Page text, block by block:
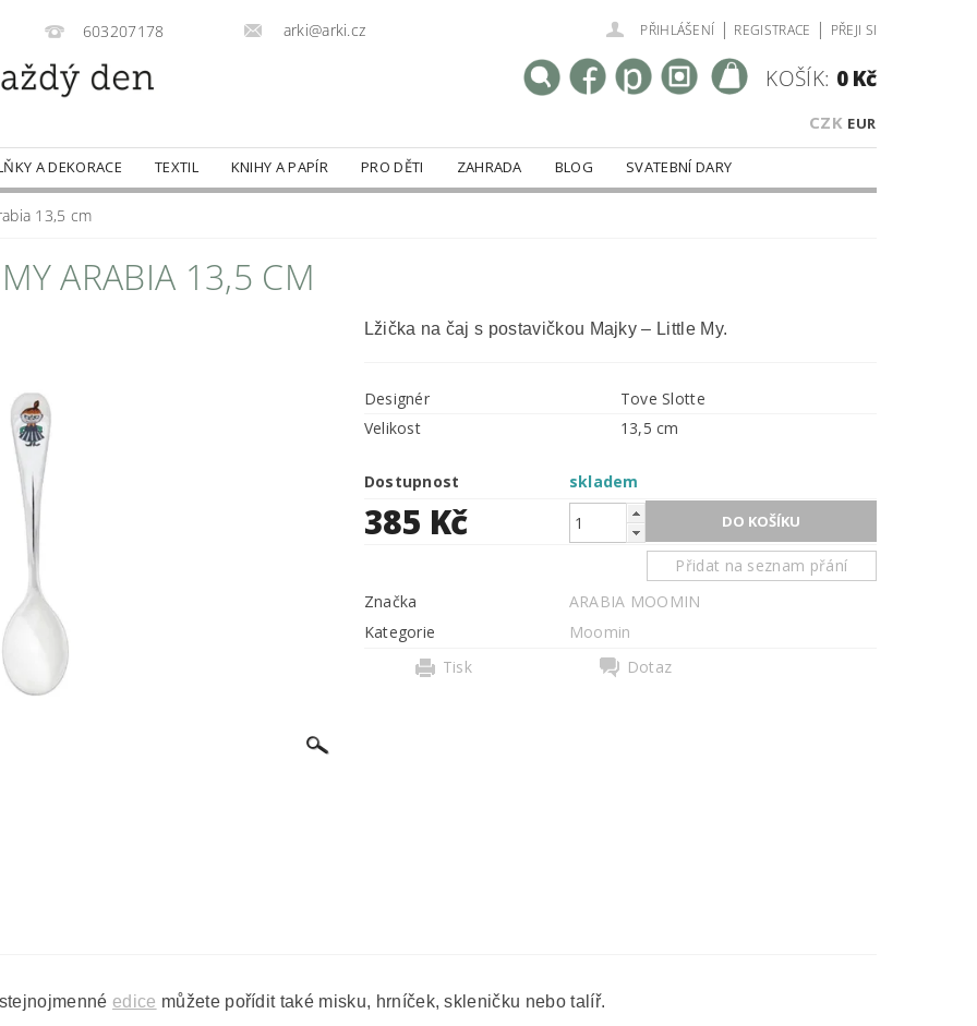
603207178 arki@arki.cz PŘIHLÁŠENÍ | REGISTRACE | PŘEJI SI
CZK EUR
KOŠÍK: 0 Kč
A DEKORACE TEXTIL KNIHY A PAPÍR PRO DĚTI ZAHRADA BLOG
SVATEBNÍ DARY
13,5 cm
ARABIA 13,5 CM
Lžička na čaj s postavičkou Majky – Little My.
Designér
Tove Slotte
Velikost
13,5 cm
Dostupnost skladem
385 Kč
Přidat na seznam přání
Značka
ARABIA MOOMIN
Kategorie
Moomin
Tisk
Dotaz
edice můžete pořídit také misku, hrníček, skleničku nebo talíř.